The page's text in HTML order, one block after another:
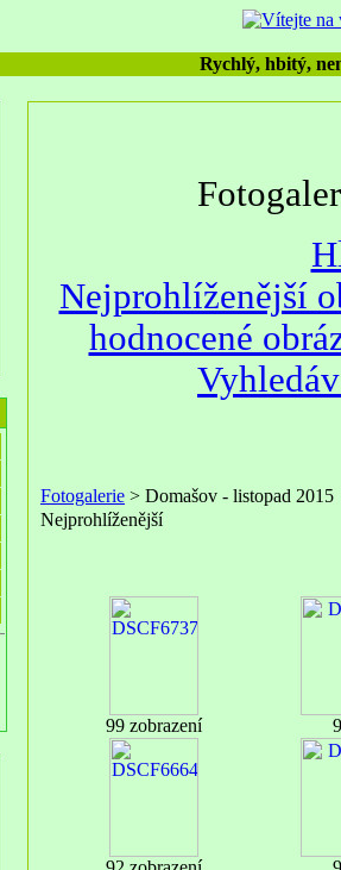
Rychlý, hbitý,
Nejprohlíženější
hodnocené
Fotogalerie > Domašov - listopad 2015
Nejprohlíženější
99 zobrazení